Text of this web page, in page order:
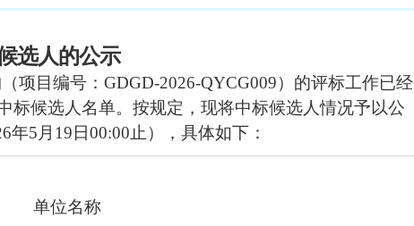
选人的公示
项目编号： GDGD-2026-QYCG009）的评标工作已经
标候选人名单。按规定，现将中标候选人情况予以公
年5月 19 日00:00止），具体如下：
单位名称